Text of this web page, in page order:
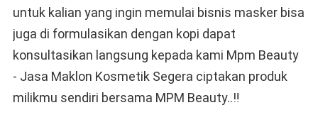
untuk kalian yang ingin memulai bisnis masker bisa
juga di formulasikan dengan kopi dapat
konsultasikan langsung kepada kami Mpm Beauty
- Jasa Maklon Kosmetik Segera ciptakan produk
milikmu sendiri bersama MPM Beauty..‼️